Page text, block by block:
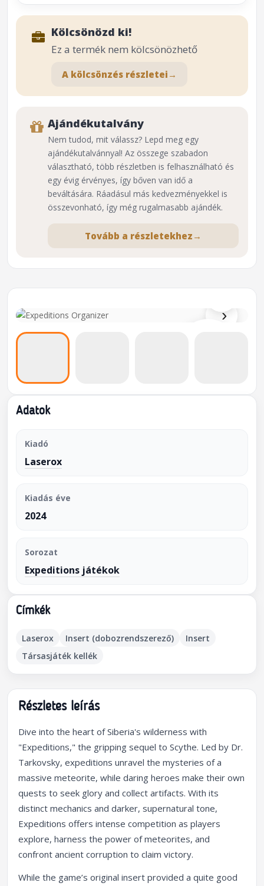
›
⌕
Adatok
Kiadó
Laserox
Kiadás éve
2024
Sorozat
Expeditions játékok
Címkék
Laserox Insert (dobozrendszerező)
Insert
Társasjáték kellék
Kölcsönözd ki!
Ez a termék nem kölcsönözhető
A kölcsönzés részletei →
Ajándékutalvány
Nem tudod, mit válassz? Lepd meg egy
ajándékutalvánnyal! Az összege szabadon
választható, több részletben is felhasználható és
egy évig érvényes, így bőven van idő a
beváltására. Ráadásul más kedvezményekkel is
összevonható, így még rugalmasabb ajándék.
Tovább a részletekhez →
Részletes leírás
Dive into the heart of Siberia's wilderness with
"Expeditions," the gripping sequel to Scythe. Led by Dr.
Tarkovsky, expeditions unravel the mysteries of a
massive meteorite, while daring heroes make their own
quests to seek glory and collect artifacts. With its
distinct mechanics and darker, supernatural tone,
Expeditions offers intense competition as players
explore, harness the power of meteorites, and
confront ancient corruption to claim victory.
While the game’s original insert provided a quite good